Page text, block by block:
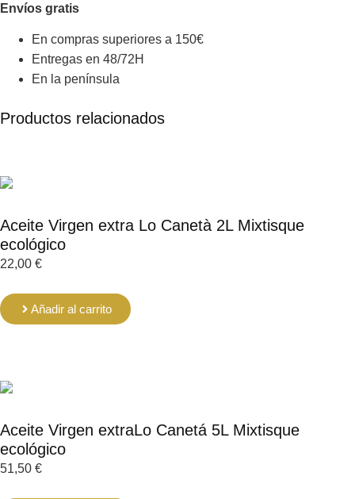
Envíos gratis
En compras superiores a 150€
Entregas en 48/72H
En la península
Productos relacionados
Aceite Virgen extra Lo Canetà 2L Mixtisque
ecológico
22,00 €
Añadir al carrito
Aceite Virgen extraLo Canetá 5L Mixtisque
ecológico
51,50 €